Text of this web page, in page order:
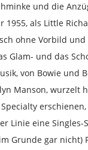
und die
1955, als Little
ohne Vorbild
Glam- und das
von Bowie und
Manson, wurzelt
Linie eine Singles-
Grunde gar nicht)